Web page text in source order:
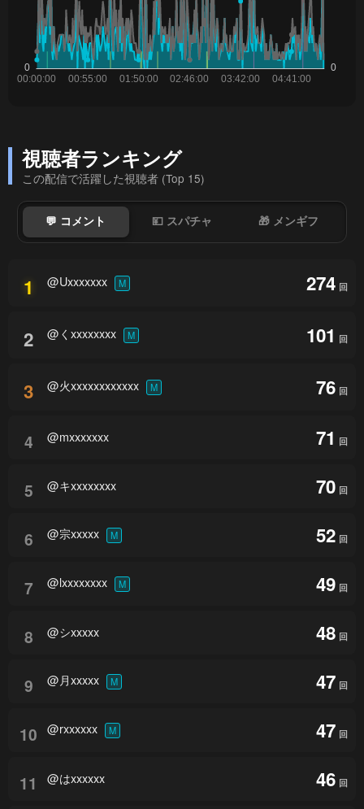
視聴者ランキング
この配信で活躍した視聴者 (Top 15)
💬 コメント 💴 スパチャ 🎁 メンギフ
1 @Uxxxxxxx M 274 回
2 @くxxxxxxxx M 101 回
3 @火xxxxxxxxxxxx M 76 回
4 @mxxxxxxx 71 回
5 @キxxxxxxxx 70 回
6 @宗xxxxx M 52 回
7 @lxxxxxxxx M 49 回
8 @シxxxxx 48 回
9 @月xxxxx M 47 回
10 @rxxxxxx M 47 回
11 @はxxxxxx 46 回